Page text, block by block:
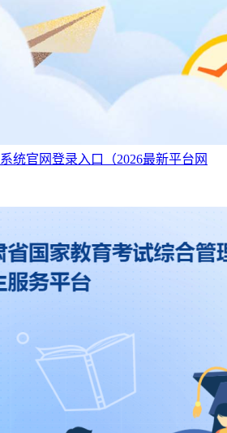
统官网登录入口（2026最新平台网